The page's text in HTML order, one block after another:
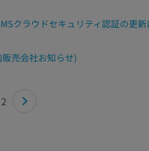
クラウドセキュリティ認証の更
売会社お知らせ)
2